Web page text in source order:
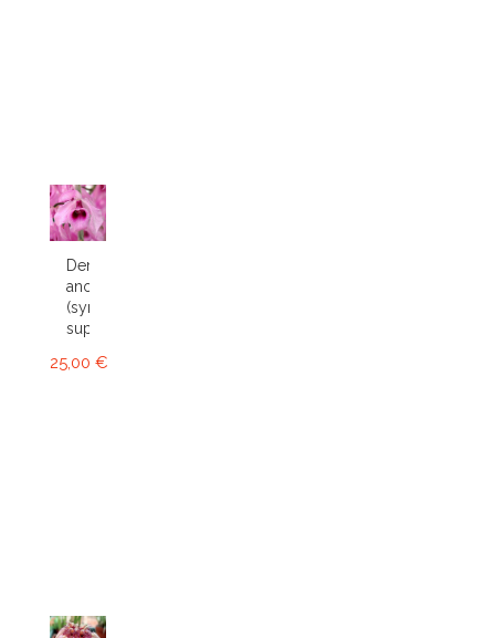
Dendrobium
anosmum
(syn.
superbum)
25,00 €